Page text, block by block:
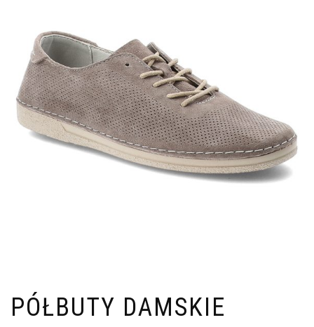
PÓŁBUTY DAMSKIE